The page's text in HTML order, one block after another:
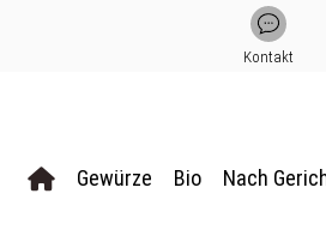
Kontakt
Gewürze Bio Nach